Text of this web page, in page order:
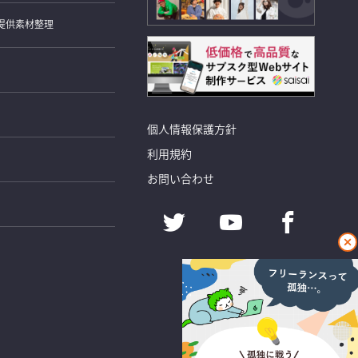
閉
じ
る
供素材整理
個人情報保護方針
利用規約
お問い合わせ